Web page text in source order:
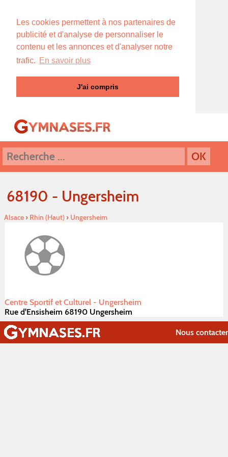
Les cookies permettent à nos partenaires de
publicité et d'analyse de personnaliser le
contenu et les annonces et d'analyser notre
trafic. En savoir plus
J'ai compris
68190 - Ungersheim
Alsace› Rhin (Haut)› Ungersheim
Centre Sportif et Culturel - Ungersheim
Rue d'Ensisheim 68190 Ungersheim
Nous contacter